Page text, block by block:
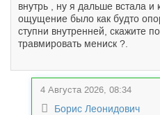
внутрь , ну я дальше встала и
ощущение было как будто
ступни внутренней, скажите
травмировать мениск ?.
4 Августа 2026, 08:34
Борис Леонидович